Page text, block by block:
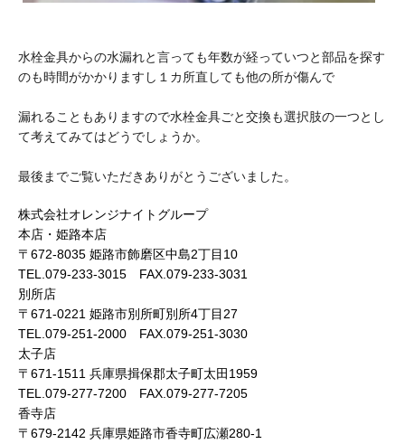
水栓金具からの水漏れと言っても年数が経っていつと部品を探す
のも時間がかかりますし１カ所直しても他の所が傷んで
漏れることもありますので水栓金具ごと交換も選択肢の一つとし
て考えてみてはどうでしょうか。
最後までご覧いただきありがとうございました。
株式会社オレンジナイトグループ
本店・姫路本店
〒672-8035 姫路市飾磨区中島2丁目10
TEL.079-233-3015 FAX.079-233-3031
別所店
〒671-0221 姫路市別所町別所4丁目27
TEL.079-251-2000 FAX.079-251-3030
太子店
〒671-1511 兵庫県揖保郡太子町太田1959
TEL.079-277-7200 FAX.079-277-7205
香寺店
〒679-2142 兵庫県姫路市香寺町広瀬280-1